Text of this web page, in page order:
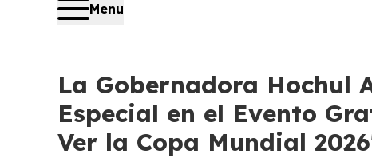
Menu
La Gobernadora Hochul
Especial en el Evento
Ver la Copa Mundial